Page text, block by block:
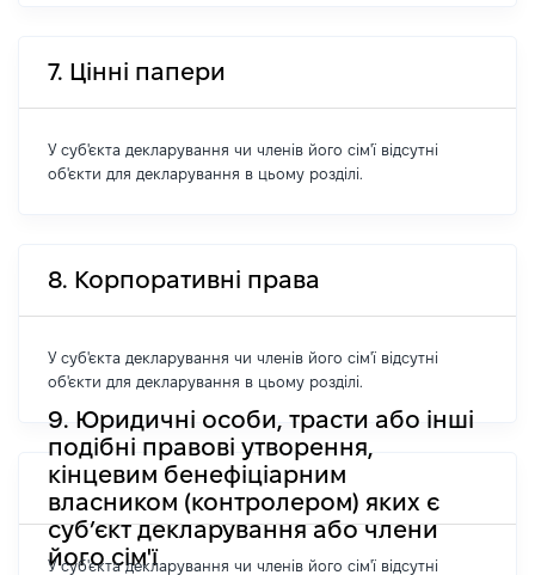
7. Цінні папери
У суб'єкта декларування чи членів його сім'ї відсутні
об'єкти для декларування в цьому розділі.
8. Корпоративні права
У суб'єкта декларування чи членів його сім'ї відсутні
об'єкти для декларування в цьому розділі.
9. Юридичні особи, трасти або інші
подібні правові утворення,
кінцевим бенефіціарним
власником (контролером) яких є
суб’єкт декларування або члени
його сім'ї
У суб'єкта декларування чи членів його сім'ї відсутні